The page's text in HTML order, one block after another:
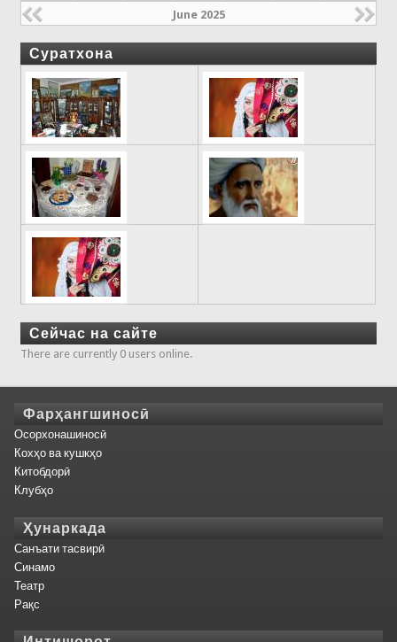
June 2025
Суратхона
Сейчас на сайте
There are currently 0 users online.
Фарҳангшиносӣ
Осорхонашиносӣ
Кохҳо ва кушкҳо
Китобдорӣ
Клубҳо
Ҳунаркада
Санъати тасвирӣ
Синамо
Театр
Рақс